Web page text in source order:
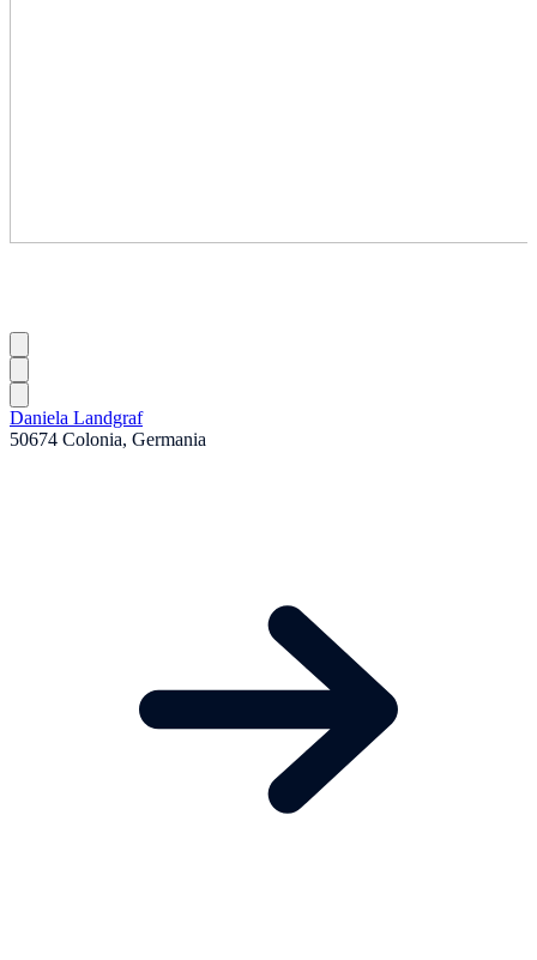
Daniela Landgraf
50674 Colonia, Germania